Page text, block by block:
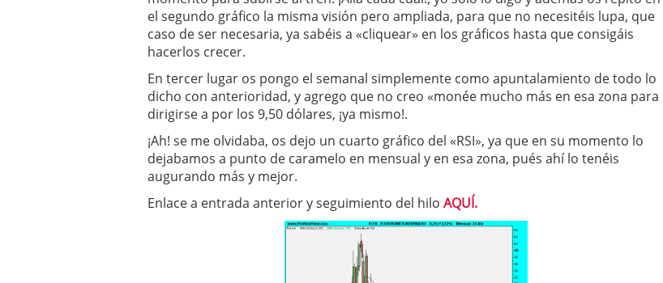
el segundo gráfico la misma visión pero ampliada, para que no necesitéis lupa, que
caso de ser necesaria, ya sabéis a «cliquear» en los gráficos hasta que consigáis
hacerlos crecer.
En tercer lugar os pongo el semanal simplemente como apuntalamiento de todo lo
dicho con anterioridad, y agrego que no creo «monée mucho más en esa zona para
dirigirse a por los 9,50 dólares, ¡ya mismo!.
¡Ah! se me olvidaba, os dejo un cuarto gráfico del «RSI», ya que en su momento lo
dejabamos a punto de caramelo en mensual y en esa zona, pués ahí lo tenéis
augurando más y mejor.
Enlace a entrada anterior y seguimiento del hilo AQUÍ.